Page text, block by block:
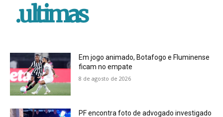
.ultimas
Em jogo animado, Botafogo e Fluminense
ficam no empate
8 de agosto de 2026
PF encontra foto de advogado investigado